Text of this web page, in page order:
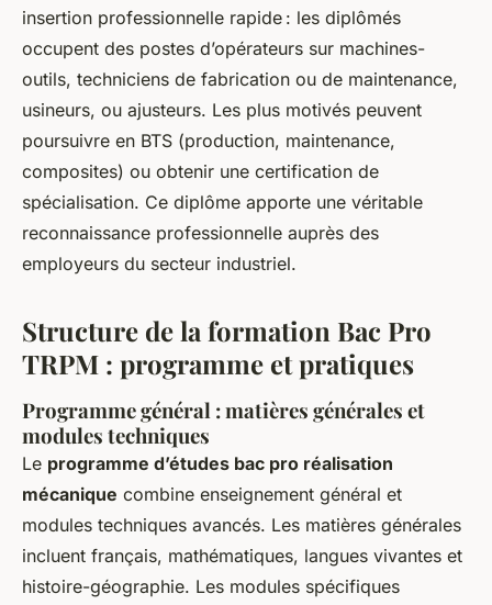
insertion professionnelle rapide : les diplômés
occupent des postes d’opérateurs sur machines-
outils, techniciens de fabrication ou de maintenance,
usineurs, ou ajusteurs. Les plus motivés peuvent
poursuivre en BTS (production, maintenance,
composites) ou obtenir une certification de
spécialisation. Ce diplôme apporte une véritable
reconnaissance professionnelle auprès des
employeurs du secteur industriel.
Structure de la formation Bac Pro
TRPM : programme et pratiques
Programme général : matières générales et
modules techniques
Le programme d’études bac pro réalisation
mécanique combine enseignement général et
modules techniques avancés. Les matières générales
incluent français, mathématiques, langues vivantes et
histoire-géographie. Les modules spécifiques